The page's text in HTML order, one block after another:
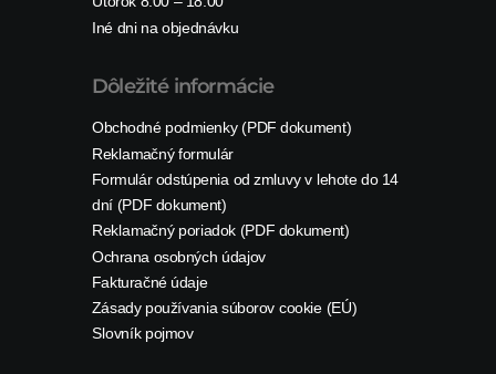
Iné dni na objednávku
Dôležité informácie
Obchodné podmienky (PDF dokument)
Reklamačný formulár
Formulár odstúpenia od zmluvy v lehote do 14
dní (PDF dokument)
Reklamačný poriadok (PDF dokument)
Ochrana osobných údajov
Fakturačné údaje
Zásady používania súborov cookie (EÚ)
Slovník pojmov